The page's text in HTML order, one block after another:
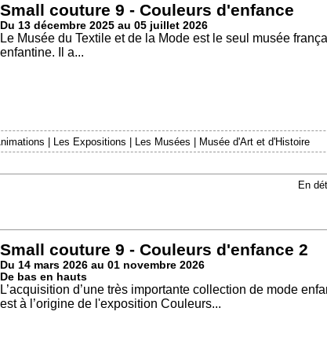
Small couture 9 - Couleurs d'enfance
Du 13 décembre 2025 au 05 juillet 2026
Le Musée du Textile et de la Mode est le seul musée
enfantine. Il a...
Les Expositions Les Musées
Musée d'Art et d'Histoire
En
Small couture 9 - Couleurs d'enfance 2
Du 14 mars 2026 au 01 novembre 2026
De bas en hauts
L’acquisition d’une très importante collection de mode
est à l’origine de l'exposition Couleurs...